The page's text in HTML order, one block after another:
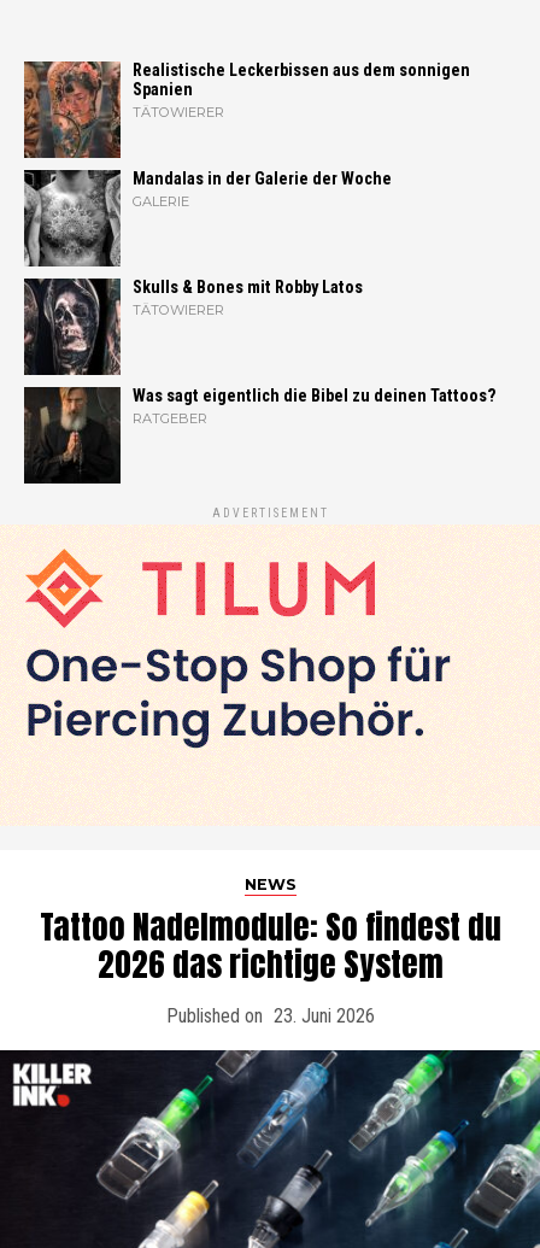
Realistische Leckerbissen aus dem sonnigen
Spanien
TÄTOWIERER
Mandalas in der Galerie der Woche
GALERIE
Skulls & Bones mit Robby Latos
TÄTOWIERER
Was sagt eigentlich die Bibel zu deinen Tattoos?
RATGEBER
ADVERTISEMENT
NEWS
Tattoo Nadelmodule: So findest du
2026 das richtige System
Published on 23. Juni 2026